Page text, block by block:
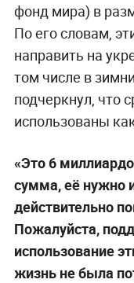
фонд мира) в
По его словам,
направить на
том числе в
подчеркнул, что
использованы
«Это 6
сумма, её нужно
действительно
Пожалуйста,
использование
жизнь не была